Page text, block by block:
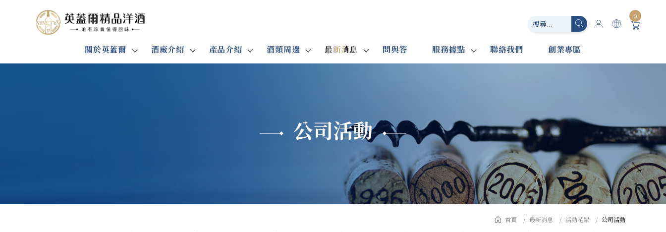
0
關於英蓋爾 酒廠介紹 產品介紹 酒類周邊 最新消息 問與答 服務據點 聯絡我們 創業專區
公司活動
首頁 最新消息 活動花絮 公司活動